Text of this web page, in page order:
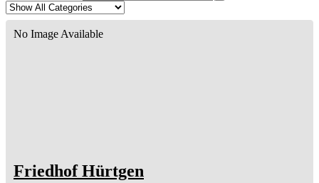
No Image Available
Friedhof Hürtgen